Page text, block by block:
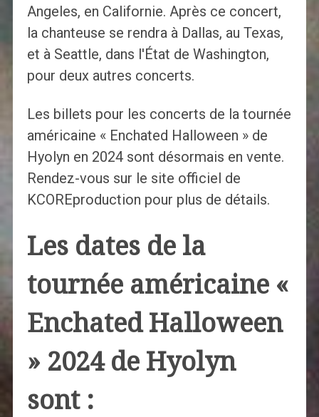
Angeles, en Californie. Après ce concert,
la chanteuse se rendra à Dallas, au Texas,
et à Seattle, dans l'État de Washington,
pour deux autres concerts.
Les billets pour les concerts de la tournée
américaine « Enchated Halloween » de
Hyolyn en 2024 sont désormais en vente.
Rendez-vous sur le site officiel de
KCOREproduction pour plus de détails.
Les dates de la
tournée américaine «
Enchated Halloween
» 2024 de Hyolyn
sont :